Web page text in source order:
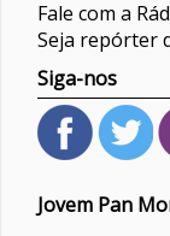
Fale com a
Seja repórter
Siga-nos
Jovem Pan